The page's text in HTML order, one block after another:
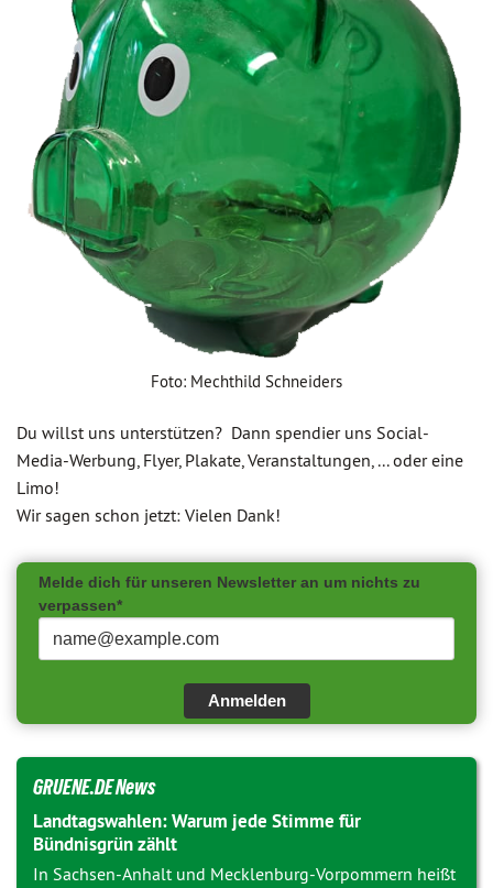
Foto: Mechthild Schneiders
Du willst uns unterstützen? Dann spendier uns Social-
Media-Werbung, Flyer, Plakate, Veranstaltungen, ... oder eine
Limo!
Wir sagen schon jetzt: Vielen Dank!
Melde dich für unseren Newsletter an um nichts zu
verpassen*
Anmelden
GRUENE.DE News
Landtagswahlen: Warum jede Stimme für
Bündnisgrün zählt
In Sachsen-Anhalt und Mecklenburg-Vorpommern heißt